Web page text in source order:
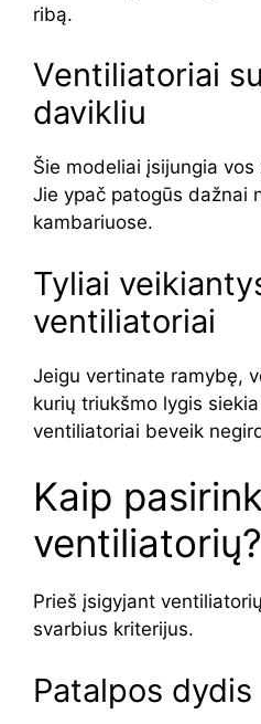
ribą.
Ventiliatoriai
davikliu
Šie modeliai įsijungia
Jie ypač patogūs dažnai
kambariuose.
Tyliai
ventiliatoriai
Jeigu vertinate ramybę,
kurių triukšmo lygis
ventiliatoriai beveik
Kaip
ventiliatorių?
Prieš įsigyjant
svarbius kriterijus.
Patalpos dydis